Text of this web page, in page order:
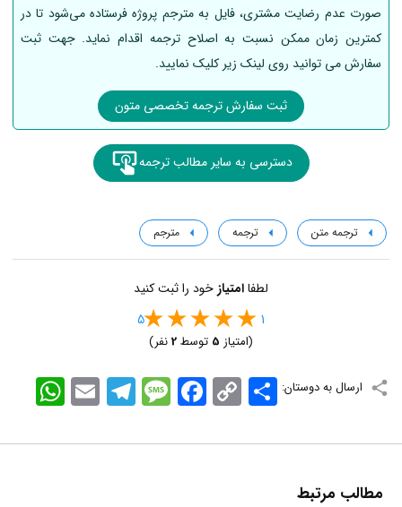
صورت عدم رضایت مشتری، فایل به مترجم پروژه فرستاده می‌شود تا در
کمترین زمان ممکن نسبت به اصلاح ترجمه اقدام نماید. جهت ثبت
سفارش می توانید روی لینک زیر کلیک نمایید.
ثبت سفارش ترجمه تخصصی متون
دسترسی به سایر مطالب ترجمه
ترجمه متن ترجمه مترجم
لطفاامتیاز خود را ثبت کنید
1
5
(امتیاز 5 توسط2نفر)
ارسال به دوستان: WhatsApp EmailTelegramMessageFacebook Copy
Link
اشتراک
مطالب مرتبط